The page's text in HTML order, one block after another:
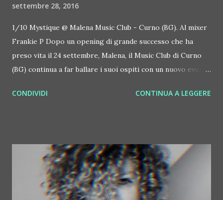
settembre 28, 2016
1/10 Mystique @ Malena Music Club - Curno (BG). Al mixer
Frankie P Dopo un opening di grande successo che ha
preso vita il 24 settembre, Malena, il Music Club di Curno
(BG) continua a far ballare i suoi ospiti con un nuovo evento
già molto affermato in zona Bergamo e dintorni, è
prepara ad accogliere i suoi ospiti al Malena facendoli
sentire ospiti eccellenti in un contesto sfarzoso creato ad
hoc, tipico dei Gran Galà di una volta. Come special guest
arriva questa volta Frankie P, da anni uno dei più affermati
CONDIVIDI CONTINUA A LEGGERE